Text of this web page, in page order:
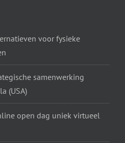
voor fysieke
samenwerking
(USA)
open dag uniek virtueel